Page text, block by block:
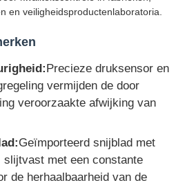
en veiligheidsproductenlaboratoria.
Precieze druksensor en
vermijden de door
veroorzaakte afwijking van
Geïmporteerd snijblad met
slijtvast met een constante
de herhaalbaarheid van de